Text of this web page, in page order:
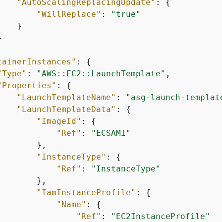
"AutoScalingReplacingUpdate" : {
"WillReplace" :
"true"
}
: {
: "AWS::EC2::LaunchTemplate" ,
: {
"LaunchTemplateName" : "asg-launch-
"LaunchTemplateData" : {
"ImageId" : {
"Ref" :
"ECSAMI"
},
"InstanceType" : {
"Ref" :
"InstanceType"
},
"IamInstanceProfile" : {
"Name" : {
"Ref" : "EC2InstanceProfile"